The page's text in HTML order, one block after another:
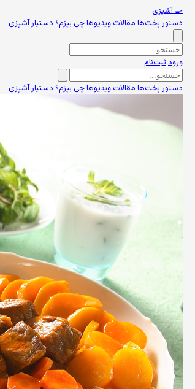
🍳آشپزی
دستور پخت‌هامقالاتویدیوهاچی بپزم؟دستیار آشپزی
ورودثبت‌نام
دستور پخت‌هامقالاتویدیوهاچی بپزم؟دستیار آشپزی